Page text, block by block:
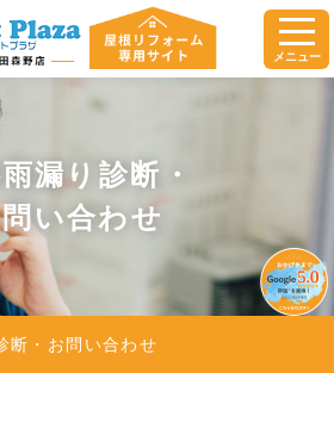
メニュー
漏り診断・
い合わせ
断・お問い合わせ